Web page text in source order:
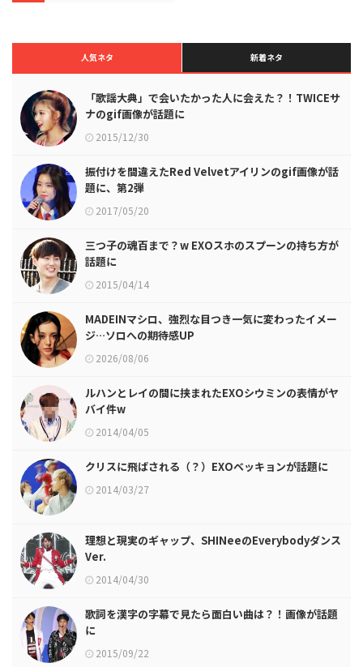
人気ネタ 新着ネタ
「歌謡大典」で会いたかった人に会えた？！TWICEサ
ナのgif画像が話題に
2015/12/30
振付けを間違えたRed Velvetアイリンのgif画像が話
題に、第2弾
2017/05/20
三つ子の魂百まで？w EXOスホのスプーンの持ち方が
話題に
2015/04/14
MADEINマシロ、強烈な目つき一気に変わったイメー
ジ…ソロへの期待感UP
2026/08/06
ルハンとレイの間に挟まれたEXOシウミンの表情がヤ
バイ件w
2014/04/05
クリスに飛ばされる（？）EXOベッキョンが話題に
2014/03/27
理想と現実のギャップ、SHINeeのEverybodyダンス
Ver.
2014/04/30
歌詞を漢字の字幕で見たら面白い曲は？！画像が話題
に
2015/09/22